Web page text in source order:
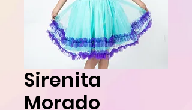
Sirenita
Morado